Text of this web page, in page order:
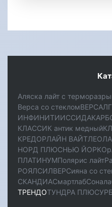
Аляска лайт с
Верса со стекломВЕРСАЛ
ИНФИНИТИИССИДА
КЛАССИК антик медный
КРЕДОРЛАЙН ВАЙТ
НОРД ПЛЮСНЬЮ ЙОРК
ПЛАТИНУМПолярис лайт
РОЯЛСИЛВЕРСияна со
СКАНДИAСмартлаб
ТРЕНДОТУНДРА ПЛЮС